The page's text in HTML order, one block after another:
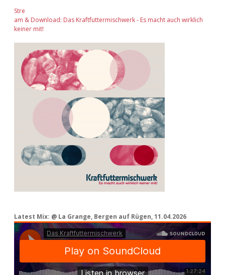
Stre
am & Download: Das Kraftfuttermischwerk - Es macht auch wirklich
keiner mit!
Latest Mix: @ La Grange, Bergen auf Rügen, 11.04.2026